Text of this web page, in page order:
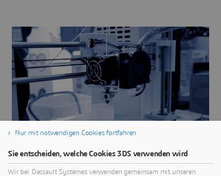
Nur mit notwendigen Cookies fortfahren
Sie entscheiden, welche Cookies 3DS verwenden wird
Wir bei Dassault Systèmes verwenden gemeinsam mit unseren